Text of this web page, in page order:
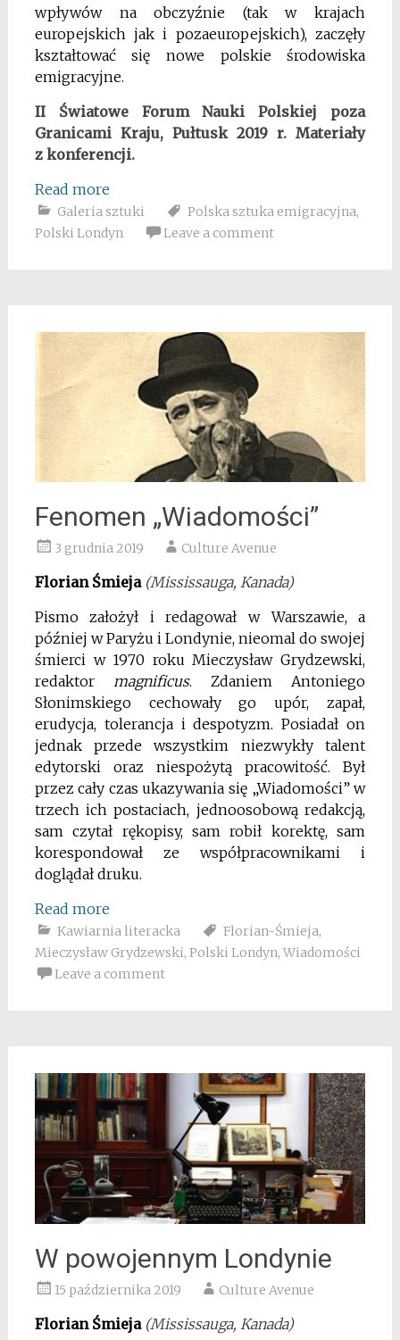
wpływów na obczyźnie (tak w krajach
europejskich jak i pozaeuropejskich), zaczęły
kształtować się nowe polskie środowiska
emigracyjne.
II Światowe Forum Nauki Polskiej poza
Granicami Kraju, Pułtusk 2019 r. Materiały
z konferencji.
Read more
Galeria sztuki Polska sztuka emigracyjna,
Polski Londyn
Leave a comment
Fenomen „Wiadomości”
3 grudnia 2019 Culture Avenue
Florian Śmieja (Mississauga, Kanada)
Pismo założył i redagował w Warszawie, a
później w Paryżu i Londynie, nieomal do swojej
śmierci w 1970 roku Mieczysław Grydzewski,
redaktor magnificus. Zdaniem Antoniego
Słonimskiego cechowały go upór, zapał,
erudycja, tolerancja i despotyzm. Posiadał on
jednak przede wszystkim niezwykły talent
edytorski oraz niespożytą pracowitość. Był
przez cały czas ukazywania się „Wiadomości” w
trzech ich postaciach, jednoosobową redakcją,
sam czytał rękopisy, sam robił korektę, sam
korespondował ze współpracownikami i
doglądał druku.
Read more
Kawiarnia literacka Florian-Śmieja,
Mieczysław Grydzewski, Polski Londyn, Wiadomości
Leave a comment
W powojennym Londynie
15 października 2019 Culture Avenue
Florian Śmieja (Mississauga, Kanada)